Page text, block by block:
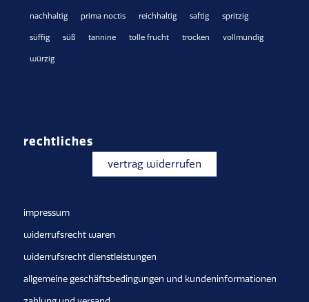
nachhaltig prima noctis reichhaltig saftig spritzig
süffig süß tannine tolle frucht trocken vollmundig
würzig
rechtliches
vertrag widerrufen
impressum
widerrufsrecht waren
widerrufsrecht dienstleistungen
allgemeine geschäftsbedingungen und kundeninformationen